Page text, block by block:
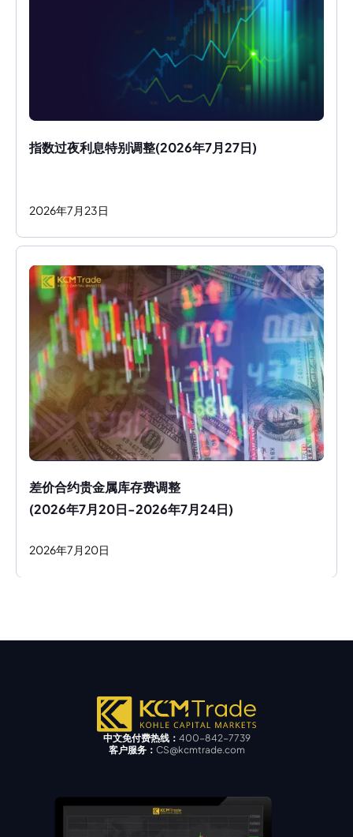
指数过夜利息特别调整(2026年7月27日)
2026年7 月 23日
差价合约贵金属库存费调整
(2026年7月20日-2026年7月24日)
2026年7 月 20日
中文免付费热线： 400-842-7739
客户服务： CS@kcmtrade.com